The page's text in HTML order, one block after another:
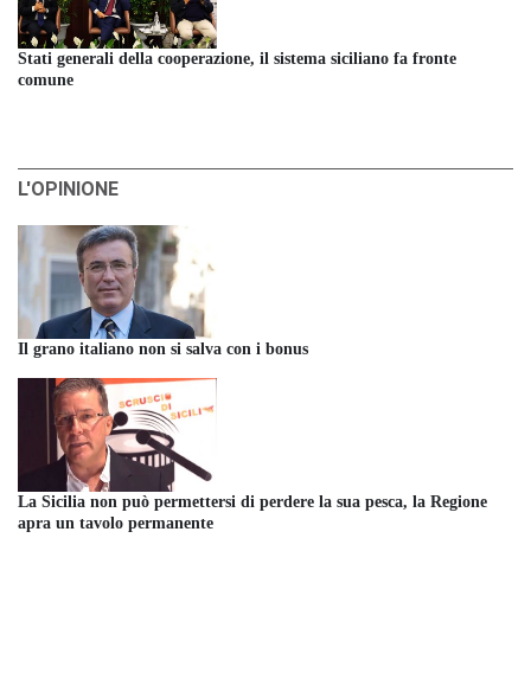
Stati generali della cooperazione, il sistema siciliano fa fronte
comune
L'OPINIONE
Il grano italiano non si salva con i bonus
La Sicilia non può permettersi di perdere la sua pesca, la Regione
apra un tavolo permanente